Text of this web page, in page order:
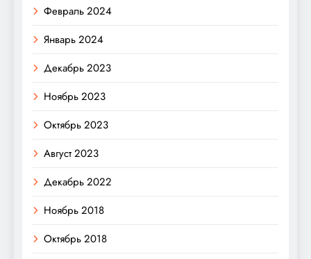
Февраль 2024
Январь 2024
Декабрь 2023
Ноябрь 2023
Октябрь 2023
Август 2023
Декабрь 2022
Ноябрь 2018
Октябрь 2018